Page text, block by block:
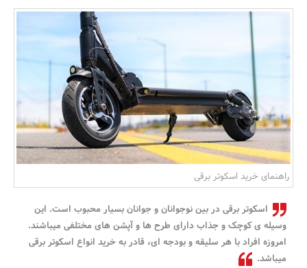
بانک، بیمه و سرمایه
مسکن و ساختمان
راهنمای خرید اسکوتر برقی
اسکوتر برقی در بین نوجوانان و جوانان بسیار محبوب است. این
وسیله ی کوچک و جذاب دارای طرح ها و آپشن های مختلفی میباشند.
امروزه افراد با هر سلیقه و بودجه ای، قادر به خرید انواع اسکوتر برقی
میباشد.